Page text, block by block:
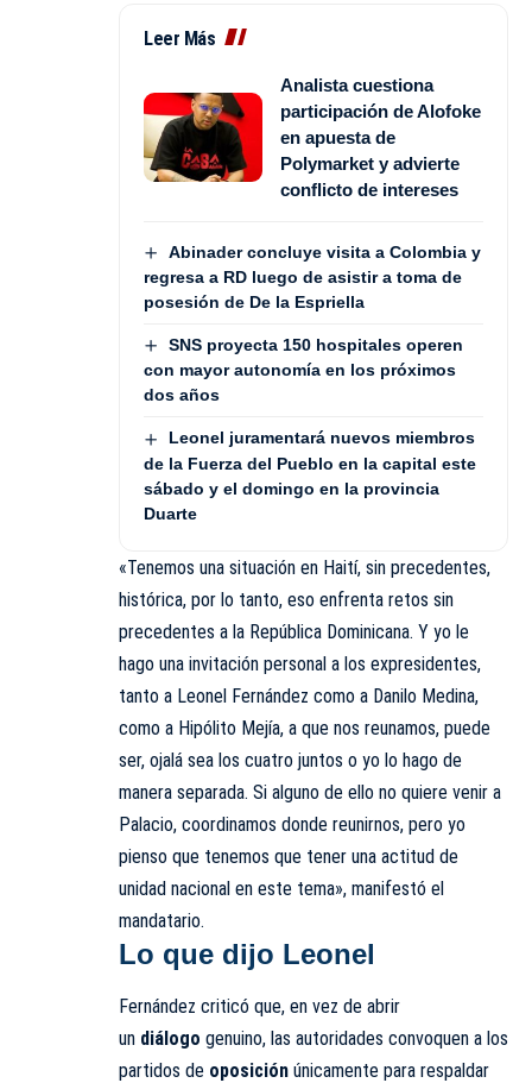
Leer Más
Analista cuestiona
participación de Alofoke
en apuesta de
Polymarket y advierte
conflicto de intereses
Abinader concluye visita a Colombia y
regresa a RD luego de asistir a toma de
posesión de De la Espriella
SNS proyecta 150 hospitales operen
con mayor autonomía en los próximos
dos años
Leonel juramentará nuevos miembros
de la Fuerza del Pueblo en la capital este
sábado y el domingo en la provincia
Duarte
«Tenemos una situación en Haití, sin precedentes,
histórica, por lo tanto, eso enfrenta retos sin
precedentes a la República Dominicana. Y yo le
hago una invitación personal a los expresidentes,
tanto a Leonel Fernández como a Danilo Medina,
como a Hipólito Mejía, a que nos reunamos, puede
ser, ojalá sea los cuatro juntos o yo lo hago de
manera separada. Si alguno de ello no quiere venir a
Palacio, coordinamos donde reunirnos, pero yo
pienso que tenemos que tener una actitud de
unidad nacional en este tema», manifestó el
mandatario.
Lo que dijo Leonel
Fernández criticó que, en vez de abrir
un diálogo genuino, las autoridades convoquen a los
partidos de oposición únicamente para respaldar